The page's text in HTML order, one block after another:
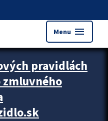
Menu menu
pravidlách